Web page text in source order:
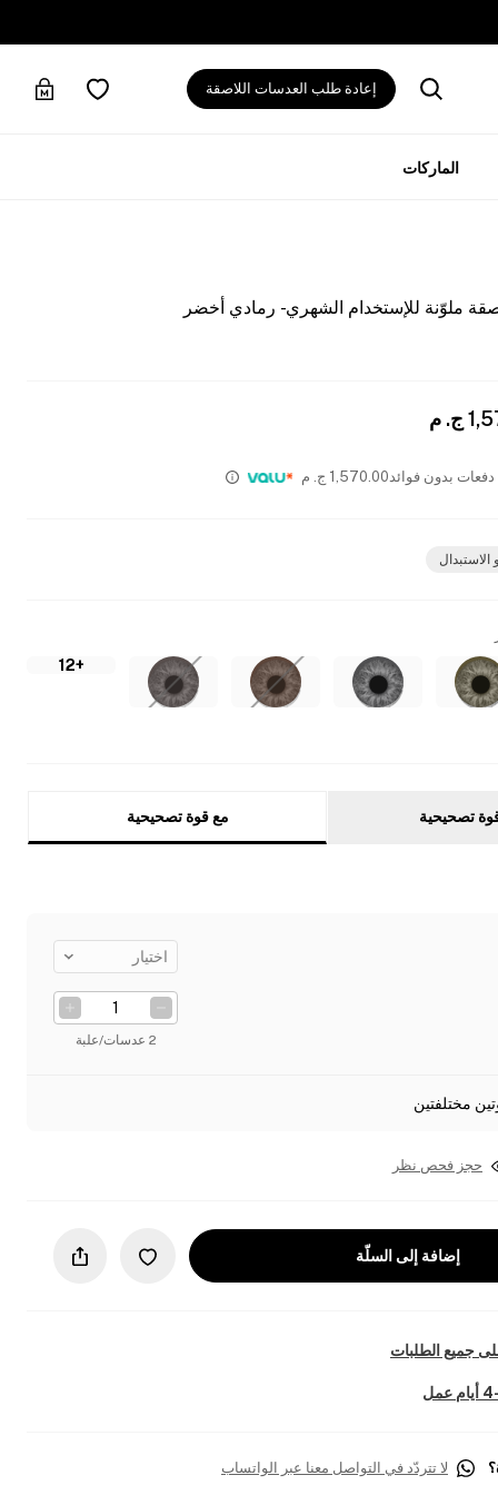
إعادة طلب العدسات اللاصقة
الماركات
ملوّنة للإستخدام الشهري - رمادي أخضر
ج. م
1,570.00 ج. م
الاستبدال
+12
تصحيحية مع قوة تصحيحية
اختيار
2 عدسات/علبة
مختلفتين
حجز فحص نظر
إضافة إلى السلّة
جميع الطلبات
لا تتردّد في التواصل معنا عبر الواتساب